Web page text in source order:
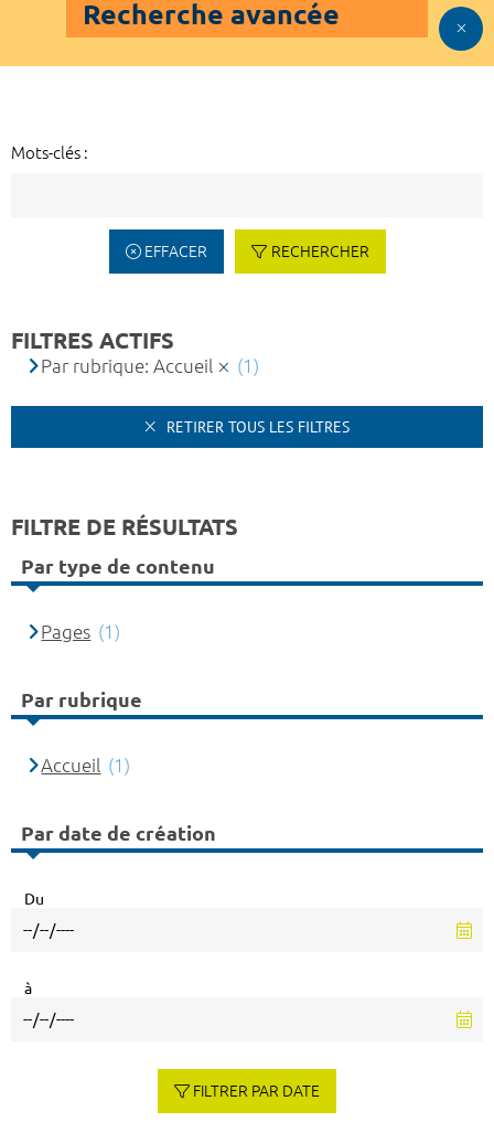
Recherche avancée
Mots-clés :
EFFACER RECHERCHER
FILTRES ACTIFS
Par rubrique: Accueil (1)
RETIRER TOUS LES FILTRES
FILTRE DE RÉSULTATS
Par type de contenu
Pages (1)
Par rubrique
Accueil (1)
Par date de création
Du
à
FILTRER PAR DATE